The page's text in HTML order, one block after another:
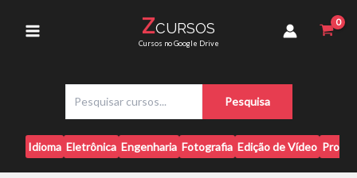
Menu
ZCURSOS
Cursos no Google Drive
s
q
u
i
Pesquisa
Idioma Eletrônica Engenharia Fotografia Edição de Vídeo